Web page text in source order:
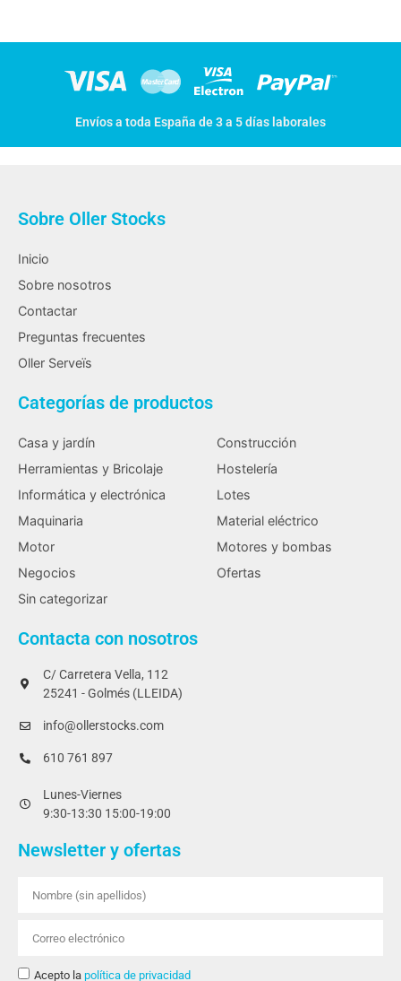
Envíos a toda España de 3 a 5 días laborales
Sobre Oller Stocks
Inicio
Sobre nosotros
Contactar
Preguntas frecuentes
Oller Serveïs
Categorías de productos
Casa y jardín
Construcción
Herramientas y Bricolaje
Hostelería
Informática y electrónica
Lotes
Maquinaria
Material eléctrico
Motor
Motores y bombas
Negocios
Ofertas
Sin categorizar
Contacta con nosotros
C/ Carretera Vella, 112
25241 - Golmés (LLEIDA)
info@ollerstocks.com
610 761 897
Lunes-Viernes
9:30-13:30 15:00-19:00
Newsletter y ofertas
Acepto la política de privacidad